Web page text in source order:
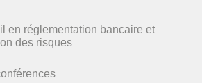
en réglementation bancaire et
des risques